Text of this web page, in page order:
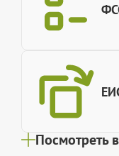
Посмотреть